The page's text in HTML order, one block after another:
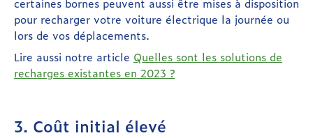
pour recharger votre voiture électrique la journée ou
lors de vos déplacements.
Lire aussi notre article Quelles sont les solutions de
recharges existantes en 2023 ?
3. Coût initial élevé